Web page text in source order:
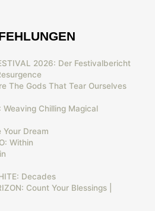
2026: Der Festivalbericht
The Gods That Tear Ourselves
Weaving Chilling Magical
Your Dream
Within
Decades
Count Your Blessings |